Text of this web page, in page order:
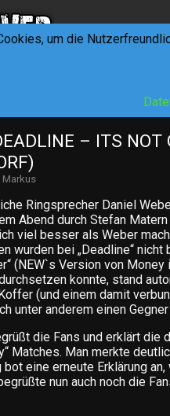
– ITS NOT
Markus
Ringsprecher Daniel
Abend durch Stefan
viel besser als Weber
wurden bei „Deadline“
(NEW`s Version von Money
konnte, stand
(und einem damit
unter anderem einen
die Fans und erklärt die
Matches. Man merkte
eine erneute Erklärung
nun auch noch die
um die